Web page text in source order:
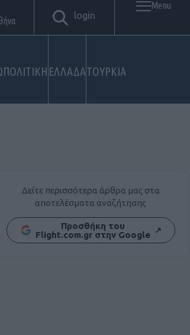
ΕΛΛΑΔΑΤΟΥΡΚΙΑ
login
Menu
Δείτε περισσότερα άρθρα μας στα
αποτελέσματα αναζήτησης
Προσθήκη του
Flight.com.gr στην Google ↗